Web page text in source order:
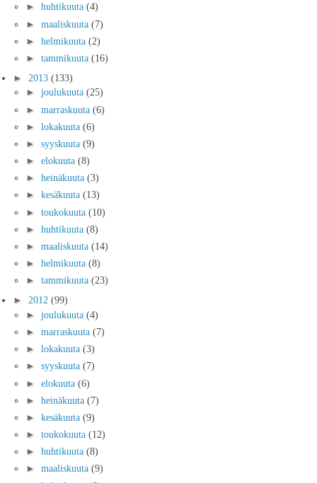
► huhtikuuta (4)
► maaliskuuta (7)
► helmikuuta (2)
► tammikuuta (16)
► 2013 (133)
► joulukuuta (25)
► marraskuuta (6)
► lokakuuta (6)
► syyskuuta (9)
► elokuuta (8)
► heinäkuuta (3)
► kesäkuuta (13)
► toukokuuta (10)
► huhtikuuta (8)
► maaliskuuta (14)
► helmikuuta (8)
► tammikuuta (23)
► 2012 (99)
► joulukuuta (4)
► marraskuuta (7)
► lokakuuta (3)
► syyskuuta (7)
► elokuuta (6)
► heinäkuuta (7)
► kesäkuuta (9)
► toukokuuta (12)
► huhtikuuta (8)
► maaliskuuta (9)